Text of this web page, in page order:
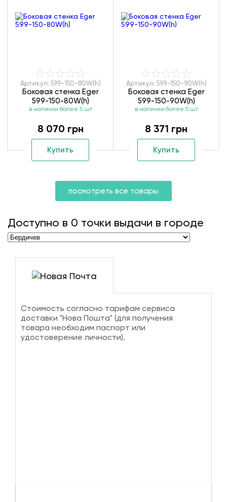
Артикул: 599-150-80W(h)
Боковая стенка Eger
599-150-80W(h)
в наличии более 5 шт
8 070 грн
Купить
Артикул: 599-150-90W(h)
Боковая стенка Eger
599-150-90W(h)
в наличии более 5 шт
8 371 грн
Купить
посмотреть все товары
Доступно в 0 точки выдачи в городе
Стоимость согласно тарифам сервиса
доставки "Нова Пошта" (для получения
товара необходим паспорт или
удостоверение личности).